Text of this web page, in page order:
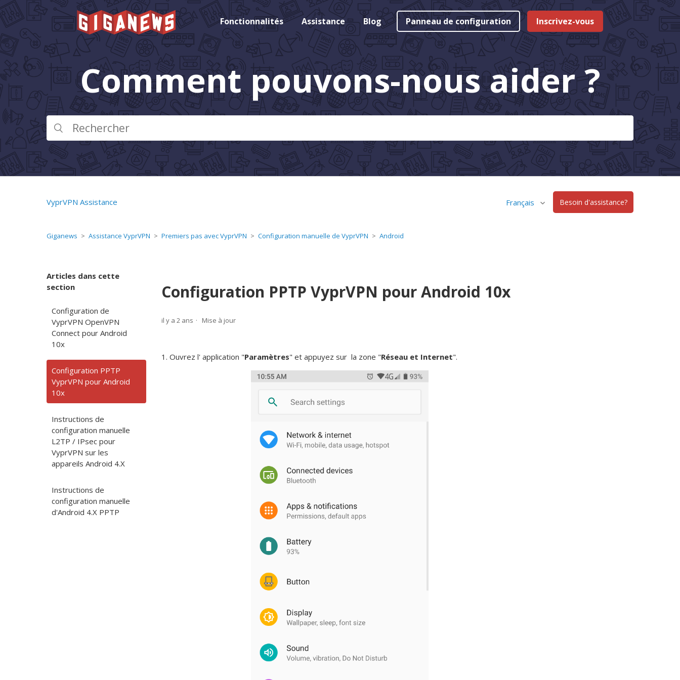
Fonctionnalités Assistance Blog Panneau de configuration Inscrivez-vous
Comment pouvons-nous aider ?
VyprVPN Assistance Français Besoin d'assistance?
Giganews Assistance VyprVPN Premiers pas avec VyprVPN Configuration manuelle de VyprVPN Android
Articles dans cette
section
Configuration de
VyprVPN OpenVPN
Connect pour Android
10x
Configuration PPTP
VyprVPN pour Android
10x
Instructions de
configuration manuelle
L2TP / IPsec pour
VyprVPN sur les
appareils Android 4.X
Instructions de
configuration manuelle
d'Android 4.X PPTP
Configuration PPTP VyprVPN pour Android 10x
il y a 2 ans Mise à jour
1. Ouvrez l'application "Paramètres" et appuyez surla zone "Réseau et Internet".